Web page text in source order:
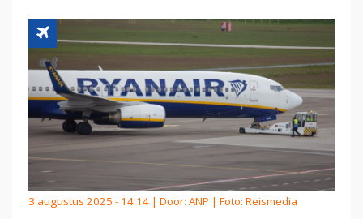
3 augustus 2025 - 14:14 | Door: ANP | Foto: Reismedia